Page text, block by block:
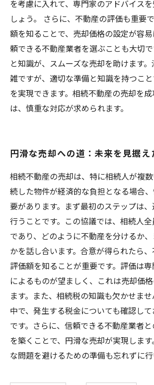
を考慮に入れて、専門家のアドバイス
しょう。 さらに、不動産の評価も重要
額を知ることで、売却価格の設定が容
頼できる不動産業者を選ぶことも大切
と知識が、スムーズな売却を助けます
雑ですが、適切な準備と知識を持つこ
を実現できます。相続不動産の売却を
は、慎重な対応が求められます。
円滑な売却への道：未来を見据え
相続不動産の売却は、特に相続人が複
続した物件が経済的な負担となる場合
要があります。まず最初のステップは
行うことです。この協議では、相続人
であり、どのように不動産を分けるか
かを話し合います。合意が得られたら
評価額を知ることが重要です。評価は
によるものが望ましく、これは売却価
ます。また、相続税の知識も欠かせま
中で、発生する税金についても確認し
です。さらに、信頼できる不動産業者
を築くことで、円滑な売却が実現しま
な問題を避けるための準備も忘れずに行